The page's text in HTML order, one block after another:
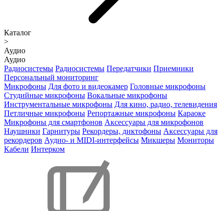
Каталог
>
Аудио
Аудио
Радиосистемы Радиосистемы Передатчики Приемники
Персональный мониторинг
Микрофоны Для фото и видеокамер Головные микрофоны
Студийные микрофоны Вокальные микрофоны
Инструментальные микрофоны Для кино, радио, телевидения
Петличные микрофоны Репортажные микрофоны Караоке
Микрофоны для смартфонов Аксессуары для микрофонов
Наушники Гарнитуры Рекордеры, диктофоны Аксессуары для
рекордеров Аудио- и MIDI-интерфейсы Микшеры Мониторы
Кабели Интерком